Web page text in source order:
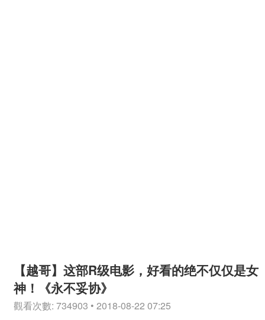
【越哥】这部R级电影，好看的绝不仅仅是女
神！《永不妥协》
觀看次數: 734903 • 2018-08-22 07:25